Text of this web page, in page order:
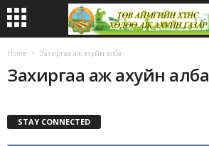
Home Захиргаа аж ахуйн алба
Захиргаа аж ахуйн алба
STAY CONNECTED